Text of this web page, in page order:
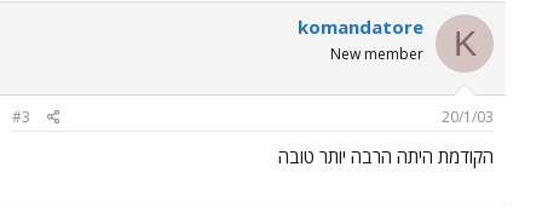
K
komandatore
New member
20/1/03
#3
הקודמת היתה הרבה יותר טובה